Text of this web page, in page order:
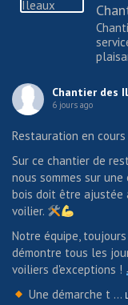
Chantier des
6 jours ago
Restauration en cours
Sur ce chantier de
nous sommes sur
bois doit être ajustée
voilier.
Notre équipe,
démontre tous les
voiliers d'exceptions !
Une démarche t ...